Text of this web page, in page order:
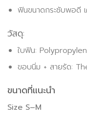
ฟินขนาดกระชับพอดี
วัสดุ:
ใบฟิน:
ขอบนิ่ม + สายรัด:
ขนาดที่แนะนำ
Size S–M